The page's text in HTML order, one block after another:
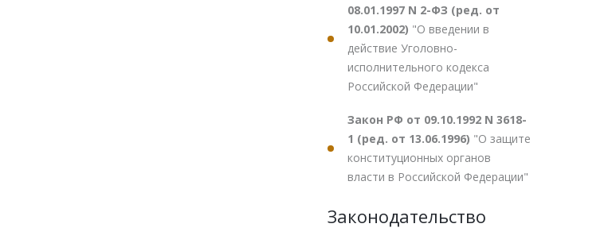
08.01.1997 N 2-ФЗ (ред. от
10.01.2002) "О введении в
действие Уголовно-
исполнительного кодекса
Российской Федерации"
Закон РФ от 09.10.1992 N 3618-
1 (ред. от 13.06.1996) "О защите
конституционных органов
власти в Российской Федерации"
Законодательство